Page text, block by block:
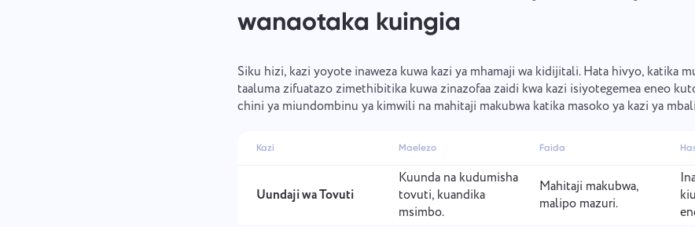
wanaotaka kuingia
Siku hizi, kazi yoyote inaweza kuwa kazi ya mhamaji wa kidijitali. Hata hivyo, katika
taaluma zifuatazo zimethibitika kuwa zinazofaa zaidi kwa kazi isiyotegemea eneo
chini ya miundombinu ya kimwili na mahitaji makubwa katika masoko ya kazi ya
Kazi Maelezo Faida
Uundaji wa Tovuti
Kuunda na kudumisha
tovuti, kuandika
msimbo.
Mahitaji makubwa,
malipo mazuri.
Toa maelezo ya suala pamoja na chaguo sahihi
Jina
Nambari ya simu
Email
Tafadhali eleza suala ulilokutana nalo kwa undani, kutoa habari maalum, na
kila mtu.
Your message has been sent
successfully
Asante kwa kuwa sehemu ya Taskee
Kipengele